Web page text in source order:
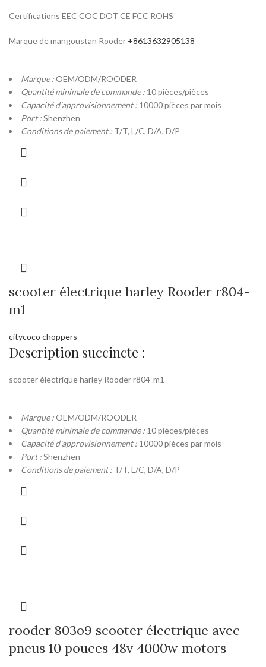
Certifications EEC COC DOT CE FCC ROHS
Marque de mangoustan Rooder +8613632905138
Marque :OEM/ODM/ROODER
Quantité minimale de commande : 10 pièces/pièces
Capacité d'approvisionnement : 10000 pièces par mois
Port :Shenzhen
Conditions de paiement : T/T, L/C, D/A, D/P
scooter électrique harley Rooder r804-
m1
citycoco choppers
Description succincte :
scooter électrique harley Rooder r804-m1
Marque :OEM/ODM/ROODER
Quantité minimale de commande : 10 pièces/pièces
Capacité d'approvisionnement : 10000 pièces par mois
Port :Shenzhen
Conditions de paiement : T/T, L/C, D/A, D/P
rooder 803o9 scooter électrique avec
pneus 10 pouces 48v 4000w motors